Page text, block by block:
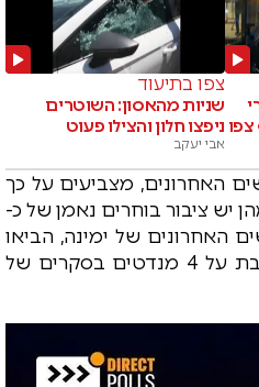
צפו בתיעוד
שניות מהאסון: השוטרים
ניפצו חלון והצילו פעוט
אבי יעקב
האחרונים, מצביעים על כך
בלבד. לכל אחת מהן יש ציבור בוחרים נאמן של כ-
האחרונים של ימינה, הביאו
את אותם בוחרים לנדוד לתקווה חדשה, שאחרי מספר שבועות שוב מתייצבת על 4 מנדטים בסקרים של